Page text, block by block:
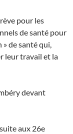
pour les
de santé pour
de santé qui,
leur travail et la
devant
aux 26e